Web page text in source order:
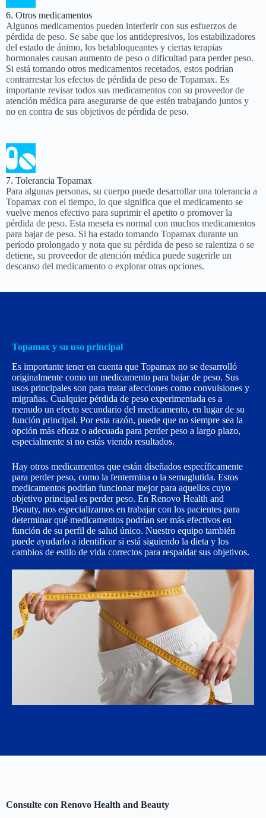
6. Otros medicamentos
Algunos medicamentos pueden interferir con sus esfuerzos de
pérdida de peso. Se sabe que los antidepresivos, los estabilizadores
del estado de ánimo, los betabloqueantes y ciertas terapias
hormonales causan aumento de peso o dificultad para perder peso.
Si está tomando otros medicamentos recetados, estos podrían
contrarrestar los efectos de pérdida de peso de Topamax. Es
importante revisar todos sus medicamentos con su proveedor de
atención médica para asegurarse de que estén trabajando juntos y
no en contra de sus objetivos de pérdida de peso.
7. Tolerancia Topamax
Para algunas personas, su cuerpo puede desarrollar una tolerancia a
Topamax con el tiempo, lo que significa que el medicamento se
vuelve menos efectivo para suprimir el apetito o promover la
pérdida de peso. Esta meseta es normal con muchos medicamentos
para bajar de peso. Si ha estado tomando Topamax durante un
período prolongado y nota que su pérdida de peso se ralentiza o se
detiene, su proveedor de atención médica puede sugerirle un
descanso del medicamento o explorar otras opciones.
Topamax y su uso principal
Es importante tener en cuenta que Topamax no se desarrolló
originalmente como un medicamento para bajar de peso. Sus
usos principales son para tratar afecciones como convulsiones y
migrañas. Cualquier pérdida de peso experimentada es a
menudo un efecto secundario del medicamento, en lugar de su
función principal. Por esta razón, puede que no siempre sea la
opción más eficaz o adecuada para perder peso a largo plazo,
especialmente si no estás viendo resultados.
Hay otros medicamentos que están diseñados específicamente
para perder peso, como la fentermina o la semaglutida. Estos
medicamentos podrían funcionar mejor para aquellos cuyo
objetivo principal es perder peso. En Renovo Health and
Beauty, nos especializamos en trabajar con los pacientes para
determinar qué medicamentos podrían ser más efectivos en
función de su perfil de salud único. Nuestro equipo también
puede ayudarlo a identificar si está siguiendo la dieta y los
cambios de estilo de vida correctos para respaldar sus objetivos.
Consulte con Renovo Health and Beauty